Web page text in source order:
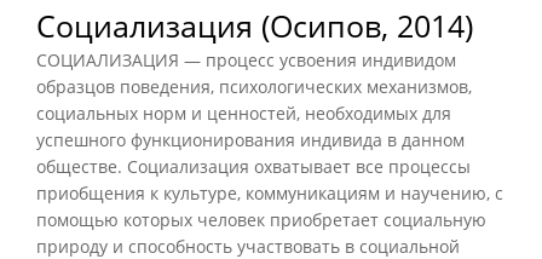
Социализация (Осипов, 2014)
СОЦИАЛИЗАЦИЯ — процесс усвоения индивидом
образцов поведения, психологических механизмов,
социальных норм и ценностей, необходимых для
успешного функционирования индивида в данном
обществе. Социализация охватывает все процессы
приобщения к культуре, коммуникациям и научению, с
помощью которых человек приобретает социальную
природу и способность участвовать в социальной